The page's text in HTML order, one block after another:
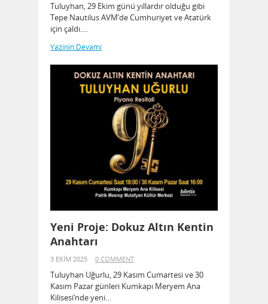
Tuluyhan, 29 Ekim günü yıllardır olduğu gibi
Tepe Nautilus AVM’de Cumhuriyet ve Atatürk
için çaldı.…
Yazinin Devami
Yeni Proje: Dokuz Altın Kentin
Anahtarı
3 EKIM 2025 0 COMMENT
Tuluyhan Uğurlu, 29 Kasım Cumartesi ve 30
Kasım Pazar günleri Kumkapı Meryem Ana
Kilisesi’nde yeni…